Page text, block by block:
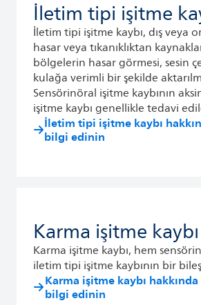
İletim tipi işitme
İletim tipi işitme kaybı, dış veya
hasar veya tıkanıklıktan
bölgelerin hasar görmesi, sesin
kulağa verimli bir şekilde
Sensörinöral işitme kaybının
işitme kaybı genellikle tedavi
İletim tipi işitme kaybı
bilgi edinin
Karma işitme kaybı
Karma işitme kaybı, hem
iletim tipi işitme kaybının bir
Karma işitme kaybı
bilgi edinin